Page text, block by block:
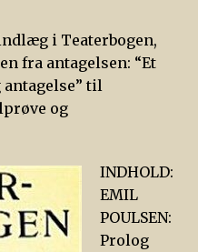
i Teaterbogen,
fra antagelsen: “Et
til
og
INDHOLD:
EMIL
POULSEN:
Prolog